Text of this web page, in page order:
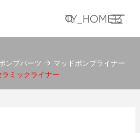
TY_HOME13
ンプパーツ
マッドポンプライナー
ラミックライナー